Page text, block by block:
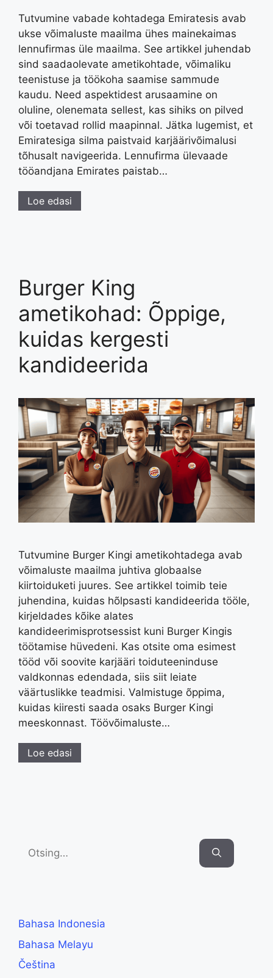
Tutvumine vabade kohtadega Emiratesis avab
ukse võimaluste maailma ühes mainekaimas
lennufirmas üle maailma. See artikkel juhendab
sind saadaolevate ametikohtade, võimaliku
teenistuse ja töökoha saamise sammude
kaudu. Need aspektidest arusaamine on
oluline, olenemata sellest, kas sihiks on pilved
või toetavad rollid maapinnal. Jätka lugemist, et
Emiratesiga silma paistvaid karjäärivõimalusi
tõhusalt navigeerida. Lennufirma ülevaade
tööandjana Emirates paistab…
Loe edasi
Burger King
ametikohad: Õppige,
kuidas kergesti
kandideerida
Tutvumine Burger Kingi ametikohtadega avab
võimaluste maailma juhtiva globaalse
kiirtoiduketi juures. See artikkel toimib teie
juhendina, kuidas hõlpsasti kandideerida tööle,
kirjeldades kõike alates
kandideerimisprotsessist kuni Burger Kingis
töötamise hüvedeni. Kas otsite oma esimest
tööd või soovite karjääri toiduteeninduse
valdkonnas edendada, siis siit leiate
väärtuslikke teadmisi. Valmistuge õppima,
kuidas kiiresti saada osaks Burger Kingi
meeskonnast. Töövõimaluste…
Loe edasi
Search
Bahasa Indonesia
Bahasa Melayu
Čeština